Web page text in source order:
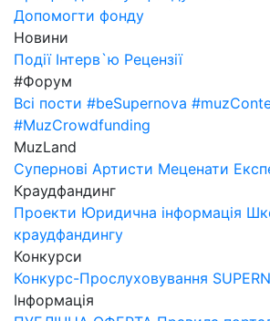
Допомогти фонду
Новини
Події Інтерв`ю Рецензії
#Форум
Всі пости #beSupernova
#MuzCrowdfunding
MuzLand
Супернові Артисти Меценати
Краудфандинг
Проекти Юридична інформація
краудфандингу
Конкурси
Конкурс-Прослуховування
Інформація